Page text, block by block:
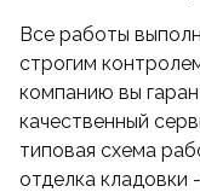
Все работы
строгим
компанию вы
качественный
типовая схема
отделка